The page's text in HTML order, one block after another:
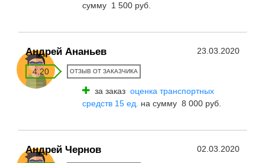
сумму 1 500 руб.
Андрей Ананьев 23.03.2020
4.20 ОТЗЫВ ОТ ЗАКАЗЧИКА
за заказ оценка транспортных
средств 15 ед.
на сумму 8 000 руб.
Андрей Чернов 02.03.2020